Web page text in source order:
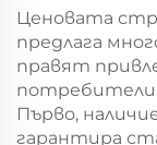
Ценовата
предлага
правят
Първо,
гарантира